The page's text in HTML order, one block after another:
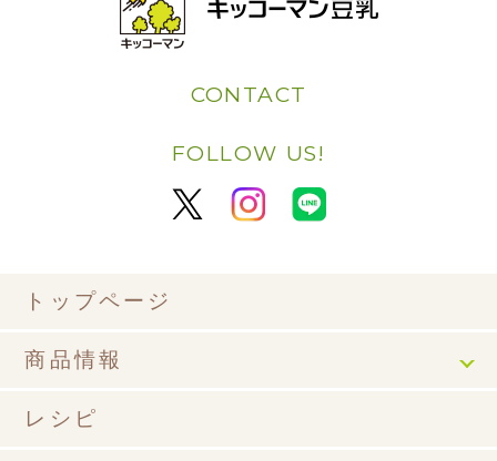
CONTACT
FOLLOW US!
トップページ
商品情報
レシピ